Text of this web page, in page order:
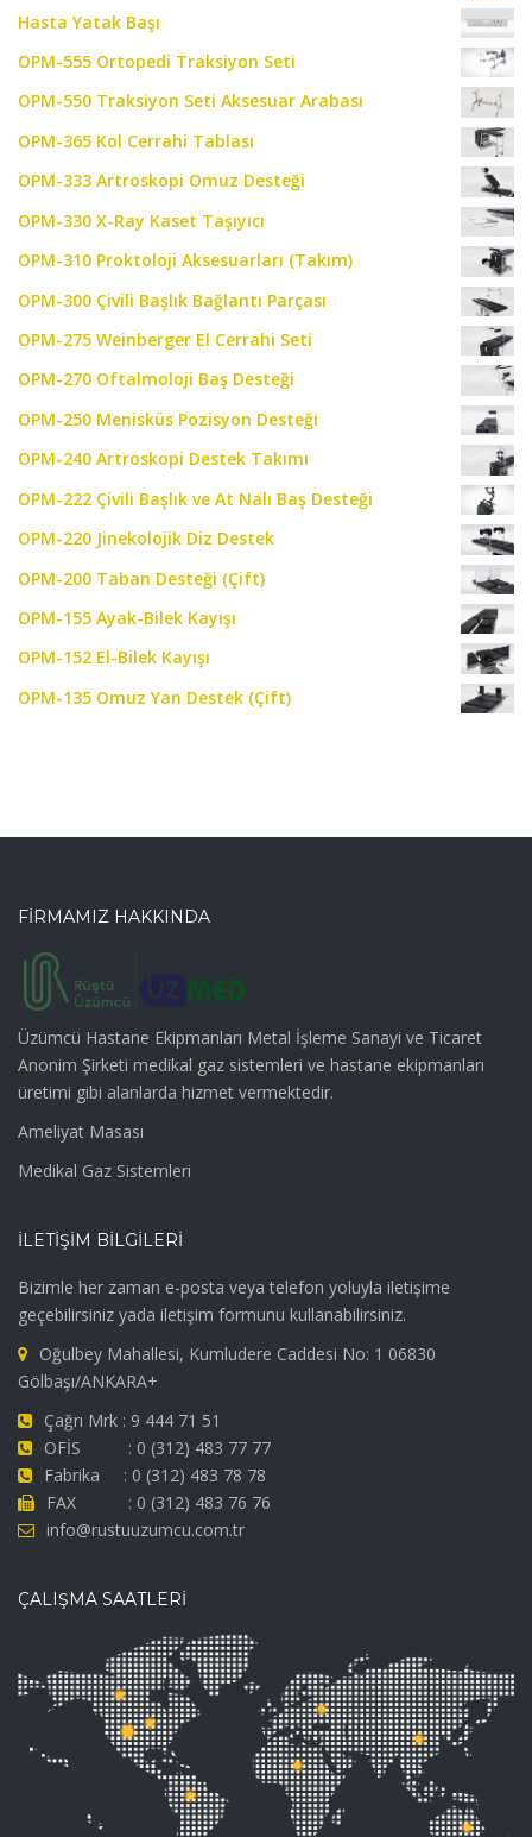
Hasta Yatak Başı
OPM-555 Ortopedi Traksiyon Seti
OPM-550 Traksiyon Seti Aksesuar Arabası
OPM-365 Kol Cerrahi Tablası
OPM-333 Artroskopi Omuz Desteği
OPM-330 X-Ray Kaset Taşıyıcı
OPM-310 Proktoloji Aksesuarları (Takım)
OPM-300 Çivili Başlık Bağlantı Parçası
OPM-275 Weinberger El Cerrahi Seti
OPM-270 Oftalmoloji Baş Desteği
OPM-250 Menisküs Pozisyon Desteği
OPM-240 Artroskopi Destek Takımı
OPM-222 Çivili Başlık ve At Nalı Baş Desteği
OPM-220 Jinekolojik Diz Destek
OPM-200 Taban Desteği (Çift)
OPM-155 Ayak-Bilek Kayışı
OPM-152 El-Bilek Kayışı
OPM-135 Omuz Yan Destek (Çift)
FİRMAMIZ HAKKINDA
Üzümcü Hastane Ekipmanları Metal İşleme Sanayi ve Ticaret
Anonim Şirketi medikal gaz sistemleri ve hastane ekipmanları
üretimi gibi alanlarda hizmet vermektedir.
Ameliyat Masası
Medikal Gaz Sistemleri
İLETİŞİM BİLGİLERİ
Bizimle her zaman e-posta veya telefon yoluyla iletişime
geçebilirsiniz yada iletişim formunu kullanabilirsiniz.
Oğulbey Mahallesi, Kumludere Caddesi No: 1 06830
Gölbaşı/ANKARA+
Çağrı Mrk : 9 444 71 51
OFİS : 0 (312) 483 77 77
Fabrika : 0 (312) 483 78 78
FAX : 0 (312) 483 76 76
info@rustuuzumcu.com.tr
ÇALIŞMA SAATLERİ